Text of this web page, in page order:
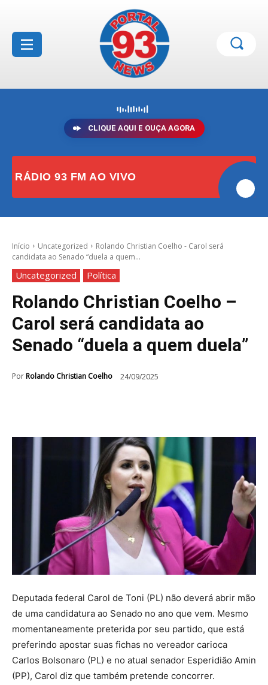
CLIQUE AQUI E OUÇA AGORA
RÁDIO 93 FM AO VIVO
Início Uncategorized
Rolando Christian Coelho - Carol será
candidata ao Senado “duela a quem...
Uncategorized Política
Rolando Christian Coelho –
Carol será candidata ao
Senado “duela a quem duela”
PorRolando Christian Coelho 24/09/2025
Deputada federal Carol de Toni (PL) não deverá abrir mão
de uma candidatura ao Senado no ano que vem. Mesmo
momentaneamente preterida por seu partido, que está
preferindo apostar suas fichas no vereador carioca
Carlos Bolsonaro (PL) e no atual senador Esperidião Amin
(PP), Carol diz que também pretende concorrer.